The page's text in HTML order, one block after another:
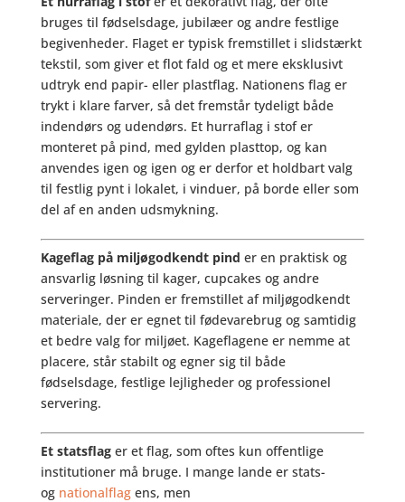
bruges til fødselsdage, jubilæer og andre festlige
begivenheder. Flaget er typisk fremstillet i slidstærkt
tekstil, som giver et flot fald og et mere eksklusivt
udtryk end papir- eller plastflag. Nationens flag er
trykt i klare farver, så det fremstår tydeligt både
indendørs og udendørs. Et hurraflag i stof er
monteret på pind, med gylden plasttop, og kan
anvendes igen og igen og er derfor et holdbart valg
til festlig pynt i lokalet, i vinduer, på borde eller som
del af en anden udsmykning.
Kageflag på miljøgodkendt pind er en praktisk og
ansvarlig løsning til kager, cupcakes og andre
serveringer. Pinden er fremstillet af miljøgodkendt
materiale, der er egnet til fødevarebrug og samtidig
et bedre valg for miljøet. Kageflagene er nemme at
placere, står stabilt og egner sig til både
fødselsdage, festlige lejligheder og professionel
servering.
Et statsflager et flag, som oftes kun offentlige
institutioner må bruge. I mange lande er stats-
og nationalflagens, men